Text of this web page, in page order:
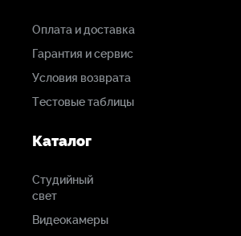
Оплата и доставка
Гарантия и сервис
Условия возврата
Тестовые таблицы
Каталог
Студийный
свет
Видеокамеры